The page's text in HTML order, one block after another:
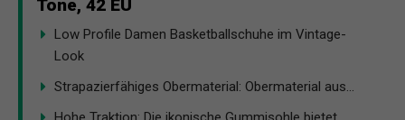
Tone, 42 EU
Low Profile Damen Basketballschuhe im Vintage-
Look
Strapazierfähiges Obermaterial: Obermaterial aus...